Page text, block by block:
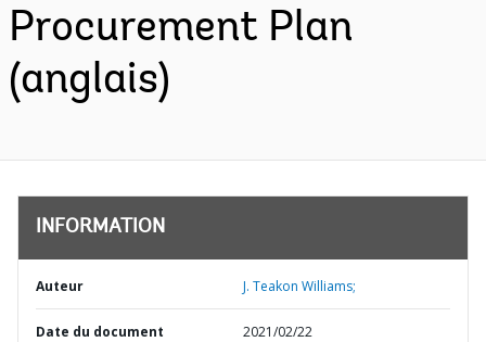
Procurement Plan
(anglais)
INFORMATION
Auteur J. Teakon Williams;
Date du document 2021/02/22